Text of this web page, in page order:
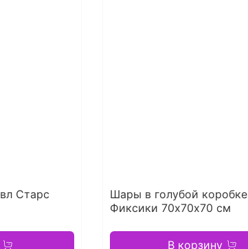
Старс
Шары в голубой коробке
Фиксики 70х70х70 см
В корзину